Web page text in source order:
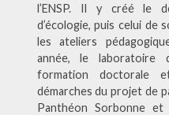
l’ENSP. Il y créé le
d’écologie, puis celui de
les ateliers
année, le laboratoire
formation doctorale
démarches du projet de
Panthéon Sorbonne et